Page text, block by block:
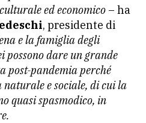
ed economico – ha
, presidente di
e la famiglia degli
dare un grande
post-pandemia perché
naturale e sociale, di cui la
quasi spasmodico, in